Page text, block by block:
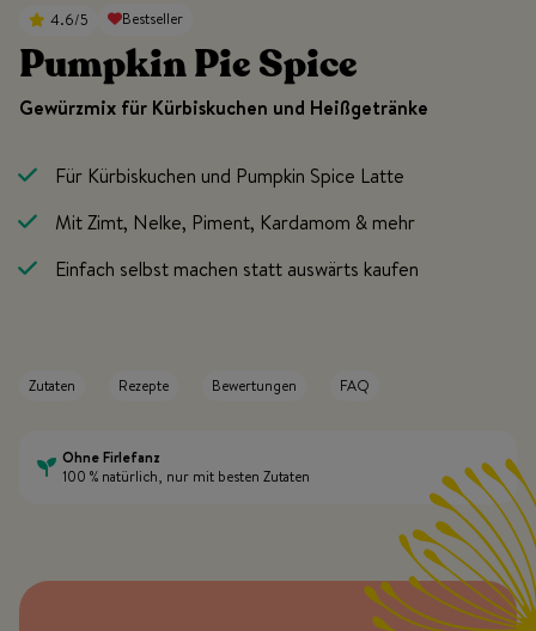
4.6/5 Bestseller
Pumpkin Pie Spice
Gewürzmix für Kürbiskuchen und Heißgetränke
Für Kürbiskuchen und Pumpkin Spice Latte
Mit Zimt, Nelke, Piment, Kardamom & mehr
Einfach selbst machen statt auswärts kaufen
Zutaten Rezepte Bewertungen FAQ
Ohne Firlefanz
100 % natürlich, nur mit besten Zutaten